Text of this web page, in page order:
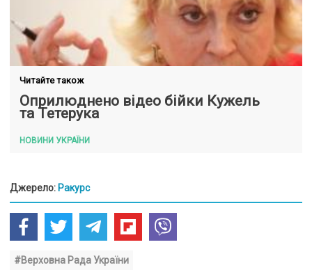
Читайте також
Оприлюднено відео бійки Кужель
та Тетерука
НОВИНИ УКРАЇНИ
Джерело: Ракурс
#Верховна Рада України